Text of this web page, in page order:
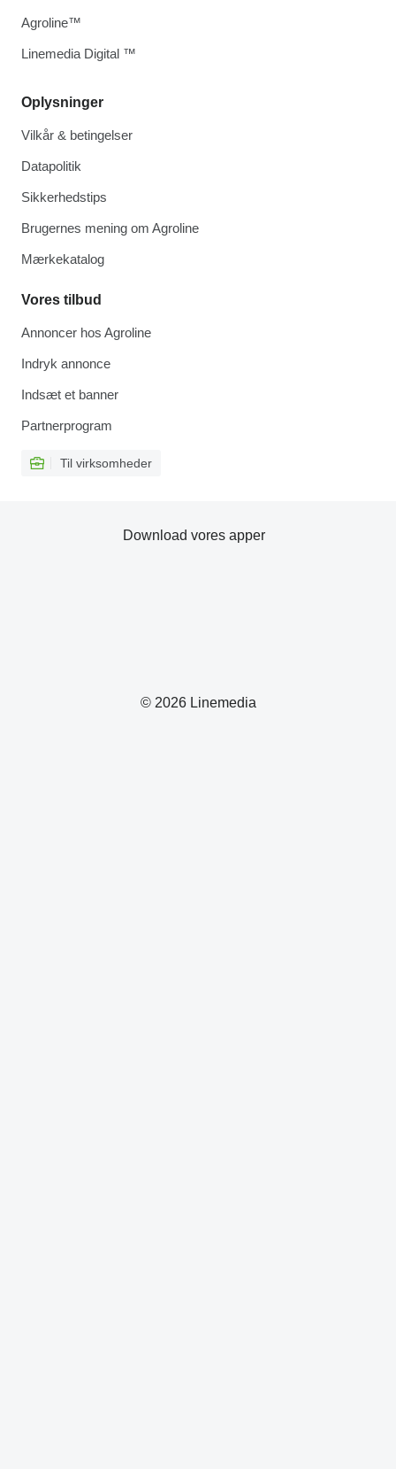
Oplysninger
Vilkår & betingelser
Datapolitik
Sikkerhedstips
Brugernes mening om Agroline
Mærkekatalog
Vores tilbud
Annoncer hos Agroline
Indryk annonce
Indsæt et banner
Partnerprogram
Til virksomheder
Agroline™
Linemedia Digital ™
© 2026 Linemedia
Download vores apper